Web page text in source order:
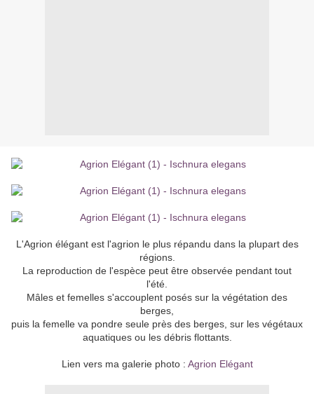
L'Agrion élégant est l'agrion le plus répandu dans la plupart des
régions.
La reproduction de l'espèce peut être observée pendant tout
l'été.
Mâles et femelles s'accouplent posés sur la végétation des
berges,
puis la femelle va pondre seule près des berges, sur les végétaux
aquatiques ou les débris flottants.
Lien vers ma galerie photo : Agrion Elégant